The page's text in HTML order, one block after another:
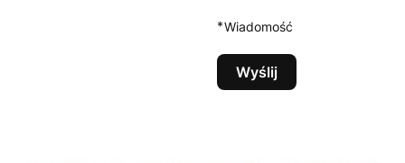
*Wiadomość
Wyślij